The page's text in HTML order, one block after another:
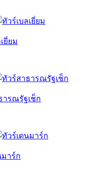
ยี่ยม
ารณรัฐเช็ก
มาร์ก